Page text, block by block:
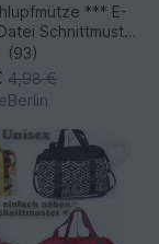
*** E-
Schnittmuster
für die
in 6 Größen
(93)
4,98 €